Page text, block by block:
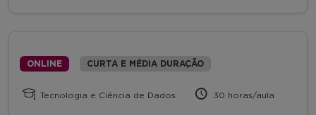
ONLINE CURTA E MÉDIA DURAÇÃO
Tecnologia e Ciência de Dados 30 horas/aula